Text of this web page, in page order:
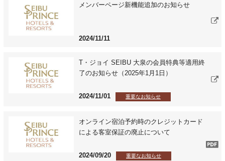
メンバーページ新機能追加のお知らせ
2024/11/11
T・ジョイ SEIBU 大泉の会員特典等適用終
了のお知らせ（2025年1月1日）
2024/11/01 重要なお知らせ
オンライン宿泊予約時のクレジットカード
による客室保証の廃止について
2024/09/20 重要なお知らせ